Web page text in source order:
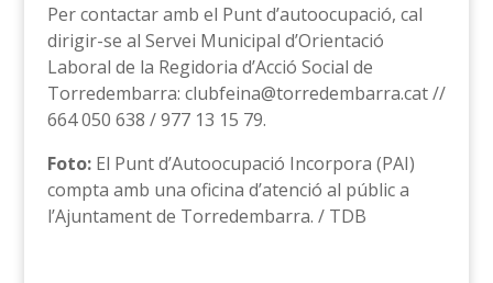
Per contactar amb el Punt d’autoocupació, cal
dirigir-se al Servei Municipal d’Orientació
Laboral de la Regidoria d’Acció Social de
Torredembarra: clubfeina@torredembarra.cat //
664 050 638 / 977 13 15 79.
Foto:El Punt d’Autoocupació Incorpora (PAI)
compta amb una oficina d’atenció al públic a
l’Ajuntament de Torredembarra. / TDB